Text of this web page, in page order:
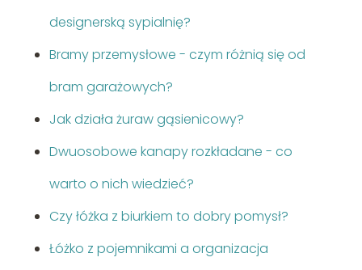
designerską sypialnię?
Bramy przemysłowe - czym różnią się od
bram garażowych?
Jak działa żuraw gąsienicowy?
Dwuosobowe kanapy rozkładane - co
warto o nich wiedzieć?
Czy łóżka z biurkiem to dobry pomysł?
Łóżko z pojemnikami a organizacja